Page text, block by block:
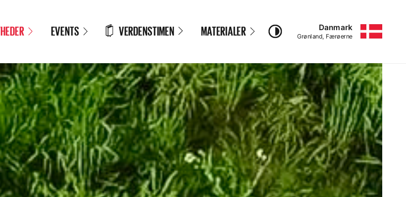
EVENTS VERDENSTIMEN MATERIALER Danmark
–
Grønland, Færøerne